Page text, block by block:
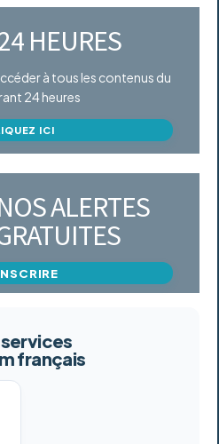
HEURES
à tous les contenus du
24 heures
ICI
ALERTES
français